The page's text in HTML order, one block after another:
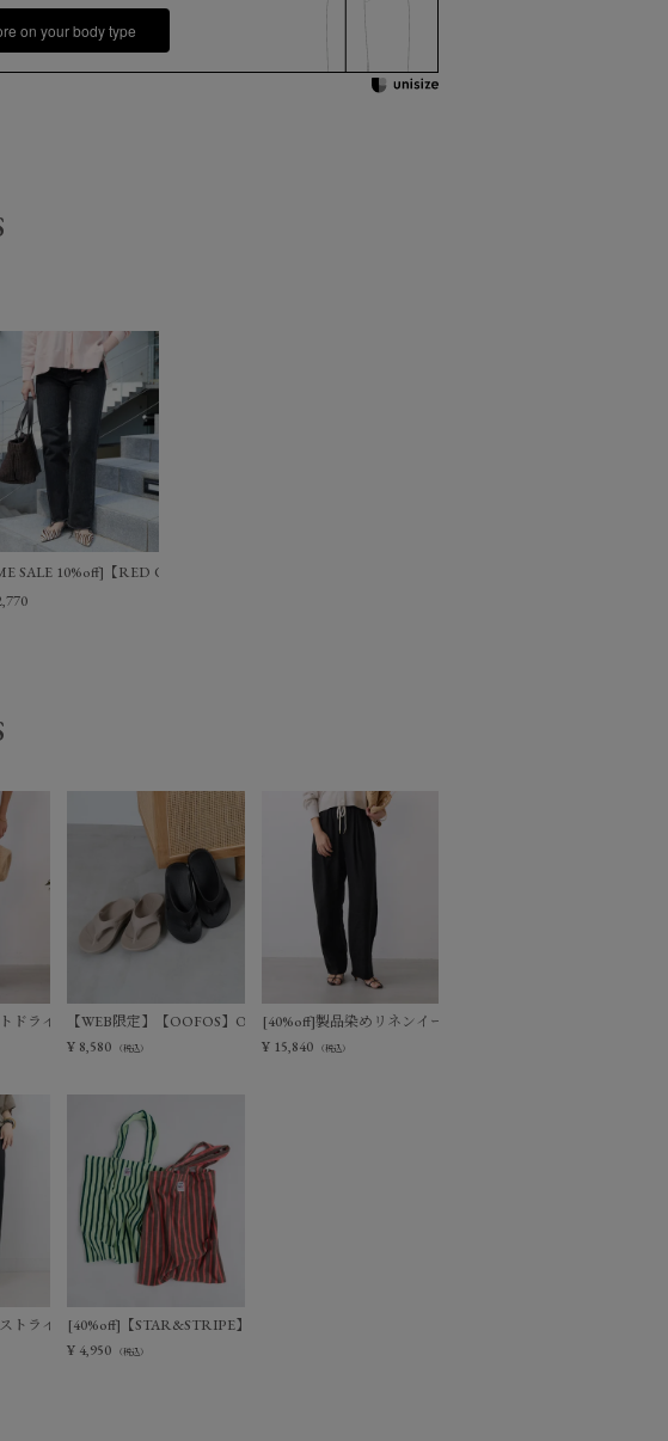
on your body type
ットデニムパンツ/0325103004
】Dakota-ビッグストレートデニム/0325103002
SALE 10%off]【RED CARD TOKYO】MM66-ハイライズストレートデニム/0324303005
ドライタッチイージーパンツ
【WEB限定】【OOFOS】Ooriginal リカバリーサンダル
¥ 8,580 （税込）
[40%off]製品染めリネンイージーパンツ
¥ 15,840 （税込）
トライプイージーパンツ
[40%off]【STAR&STRIPE】ストライプトートバッグ
¥ 4,950 （税込）